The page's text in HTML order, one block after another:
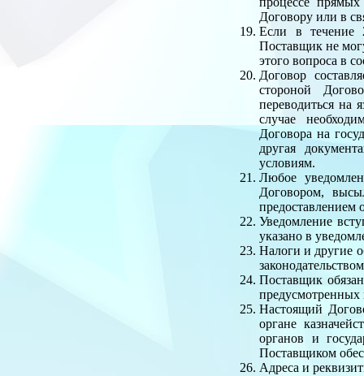
Договору или в
Если в течение
Поставщик не
этого вопроса в
Договор
стороной
переводиться на
случае
Договора на
другая
условиям.
Любое
Договором,
предоставлением
Уведомление
указано в
Налоги и другие
Поставщик
предусмотренных
Настоящий
органе
органов и
Поставщиком
Адреса и